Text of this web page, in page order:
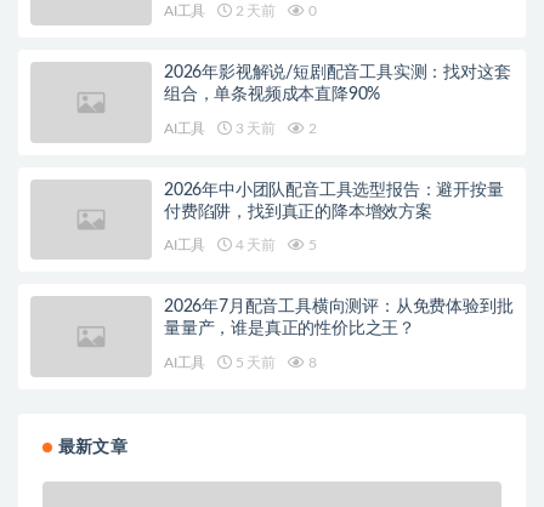
AI工具 2 天前 0
2026年影视解说/短剧配音工具实测：找对这套
组合，单条视频成本直降90%
AI工具 3 天前 2
2026年中小团队配音工具选型报告：避开按量
付费陷阱，找到真正的降本增效方案
AI工具 4 天前 5
2026年7月配音工具横向测评：从免费体验到批
量量产，谁是真正的性价比之王？
AI工具 5 天前 8
最新文章